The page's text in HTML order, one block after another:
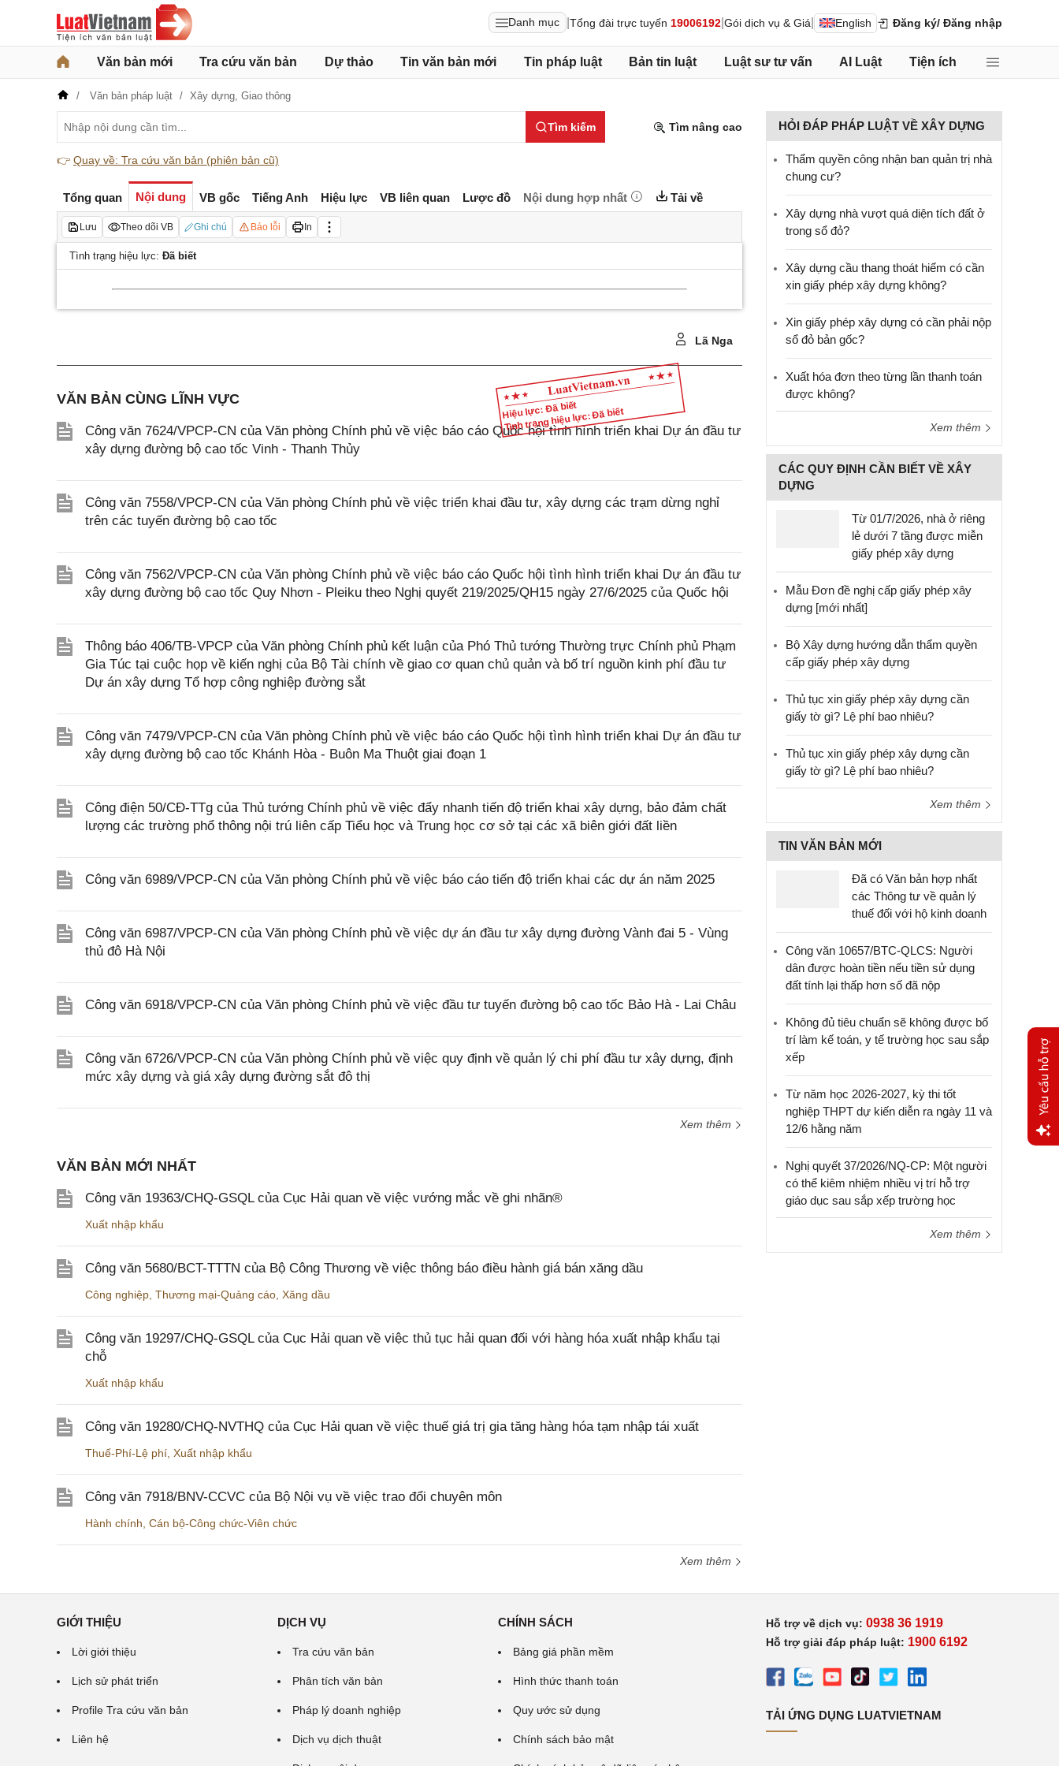
Danh mục Tổng đài trực tuyến 19006192 Gói dịch vụ & Giá English Đăng ký/ Đăng nhập
Văn bản mới Tra cứu văn bản Dự thảo Tin văn bản mới Tin pháp luật Bản tin luật Luật sư tư vấn AI Luật Tiện ích
Văn bản pháp luật Xây dựng, Giao thông
Tìm kiếm Tìm nâng cao
👉 Quay về: Tra cứu văn bản (phiên bản cũ)
Tổng quan Nội dung VB gốc Tiếng Anh Hiệu lực VB liên quan Lược đồ Nội dung hợp nhất Tải về
Lưu Theo dõi VB Ghi chú Báo lỗi In
Tình trạng hiệu lực: Đã biết
Hiệu lực: Đã biết
Tình trạng hiệu lực: Đã biết
Lã Nga
VĂN BẢN CÙNG LĨNH VỰC
Công văn 7624/VPCP-CN của Văn phòng Chính phủ về việc báo cáo Quốc hội tình hình triển khai Dự án đầu tư
xây dựng đường bộ cao tốc Vinh - Thanh Thủy
Công văn 7558/VPCP-CN của Văn phòng Chính phủ về việc triển khai đầu tư, xây dựng các trạm dừng nghỉ
trên các tuyến đường bộ cao tốc
Công văn 7562/VPCP-CN của Văn phòng Chính phủ về việc báo cáo Quốc hội tình hình triển khai Dự án đầu tư
xây dựng đường bộ cao tốc Quy Nhơn - Pleiku theo Nghị quyết 219/2025/QH15 ngày 27/6/2025 của Quốc hội
Thông báo 406/TB-VPCP của Văn phòng Chính phủ kết luận của Phó Thủ tướng Thường trực Chính phủ Phạm
Gia Túc tại cuộc họp về kiến nghị của Bộ Tài chính về giao cơ quan chủ quản và bố trí nguồn kinh phí đầu tư
Dự án xây dựng Tổ hợp công nghiệp đường sắt
Công văn 7479/VPCP-CN của Văn phòng Chính phủ về việc báo cáo Quốc hội tình hình triển khai Dự án đầu tư
xây dựng đường bộ cao tốc Khánh Hòa - Buôn Ma Thuột giai đoạn 1
Công điện 50/CĐ-TTg của Thủ tướng Chính phủ về việc đẩy nhanh tiến độ triển khai xây dựng, bảo đảm chất
lượng các trường phổ thông nội trú liên cấp Tiểu học và Trung học cơ sở tại các xã biên giới đất liền
Công văn 6989/VPCP-CN của Văn phòng Chính phủ về việc báo cáo tiến độ triển khai các dự án năm 2025
Công văn 6987/VPCP-CN của Văn phòng Chính phủ về việc dự án đầu tư xây dựng đường Vành đai 5 - Vùng
thủ đô Hà Nội
Công văn 6918/VPCP-CN của Văn phòng Chính phủ về việc đầu tư tuyến đường bộ cao tốc Bảo Hà - Lai Châu
Công văn 6726/VPCP-CN của Văn phòng Chính phủ về việc quy định về quản lý chi phí đầu tư xây dựng, định
mức xây dựng và giá xây dựng đường sắt đô thị
Xem thêm
VĂN BẢN MỚI NHẤT
Công văn 19363/CHQ-GSQL của Cục Hải quan về việc vướng mắc về ghi nhãn®
Xuất nhập khẩu
Công văn 5680/BCT-TTTN của Bộ Công Thương về việc thông báo điều hành giá bán xăng dầu
Công nghiệp Thương mại-Quảng cáo Xăng dầu
Công văn 19297/CHQ-GSQL của Cục Hải quan về việc thủ tục hải quan đối với hàng hóa xuất nhập khẩu tại
chỗ
Xuất nhập khẩu
Công văn 19280/CHQ-NVTHQ của Cục Hải quan về việc thuế giá trị gia tăng hàng hóa tạm nhập tái xuất
Thuế-Phí-Lệ phí Xuất nhập khẩu
Công văn 7918/BNV-CCVC của Bộ Nội vụ về việc trao đổi chuyên môn
Hành chính Cán bộ-Công chức-Viên chức
Xem thêm
HỎI ĐÁP PHÁP LUẬT VỀ XÂY DỰNG
Thẩm quyền công nhận ban quản trị nhà
chung cư?
Xây dựng nhà vượt quá diện tích đất ở
trong sổ đỏ?
Xây dựng cầu thang thoát hiểm có cần
xin giấy phép xây dựng không?
Xin giấy phép xây dựng có cần phải nộp
sổ đỏ bản gốc?
Xuất hóa đơn theo từng lần thanh toán
được không?
Xem thêm
CÁC QUY ĐỊNH CẦN BIẾT VỀ XÂY
DỰNG
Từ 01/7/2026, nhà ở riêng
lẻ dưới 7 tầng được miễn
giấy phép xây dựng
Mẫu Đơn đề nghị cấp giấy phép xây
dựng [mới nhất]
Bộ Xây dựng hướng dẫn thẩm quyền
cấp giấy phép xây dựng
Thủ tục xin giấy phép xây dựng cần
giấy tờ gì? Lệ phí bao nhiêu?
Thủ tục xin giấy phép xây dựng cần
giấy tờ gì? Lệ phí bao nhiêu?
Xem thêm
TIN VĂN BẢN MỚI
Đã có Văn bản hợp nhất
các Thông tư về quản lý
thuế đối với hộ kinh doanh
Công văn 10657/BTC-QLCS: Người
dân được hoàn tiền nếu tiền sử dụng
đất tính lại thấp hơn số đã nộp
Không đủ tiêu chuẩn sẽ không được bố
trí làm kế toán, y tế trường học sau sắp
xếp
Từ năm học 2026-2027, kỳ thi tốt
nghiệp THPT dự kiến diễn ra ngày 11 và
12/6 hằng năm
Nghị quyết 37/2026/NQ-CP: Một người
có thể kiêm nhiệm nhiều vị trí hỗ trợ
giáo dục sau sắp xếp trường học
Xem thêm
GIỚI THIỆU
Lời giới thiệu
Lịch sử phát triển
Profile Tra cứu văn bản
Liên hệ
DỊCH VỤ
Tra cứu văn bản
Phân tích văn bản
Pháp lý doanh nghiệp
Dịch vụ dịch thuật
CHÍNH SÁCH
Bảng giá phần mềm
Hình thức thanh toán
Quy ước sử dụng
Chính sách bảo mật
Hỗ trợ về dịch vụ: 0938 36 1919
Hỗ trợ giải đáp pháp luật: 1900 6192
TẢI ỨNG DỤNG LUATVIETNAM